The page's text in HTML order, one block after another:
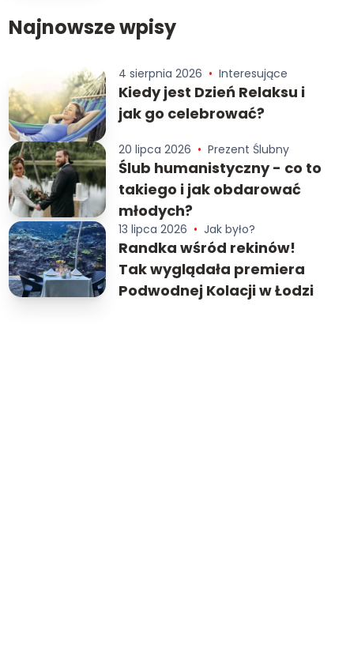
Najnowsze wpisy
4 sierpnia 2026 • Interesujące
Kiedy jest Dzień Relaksu i
jak go celebrować?
20 lipca 2026 • Prezent Ślubny
Ślub humanistyczny - co to
takiego i jak obdarować
młodych?
13 lipca 2026 • Jak było?
Randka wśród rekinów!
Tak wyglądała premiera
Podwodnej Kolacji w Łodzi